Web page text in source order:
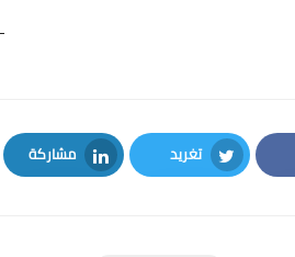
تغريد
Twitter
مشاركة
LinkedIn